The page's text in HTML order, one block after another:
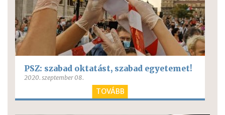
PSZ: szabad oktatást, szabad egyetemet!
2020. szeptember 08.
TOVÁBB